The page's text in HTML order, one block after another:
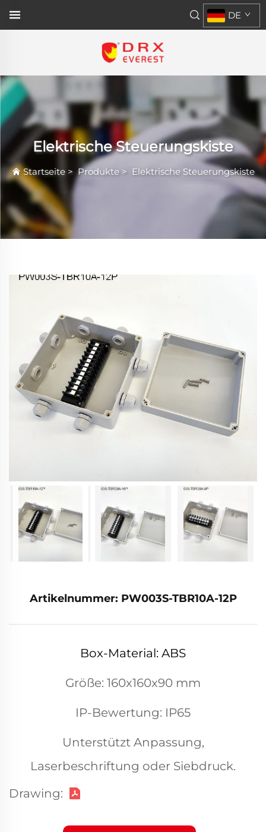
DE
Elektrische Steuerungskiste
Startseite>Produkte> Elektrische Steuerungskiste
Artikelnummer: PW003S-TBR10A-12P
Box-Material: ABS
Größe: 160x160x90 mm
IP-Bewertung: IP65
Unterstützt Anpassung,
Laserbeschriftung oder Siebdruck.
Drawing: